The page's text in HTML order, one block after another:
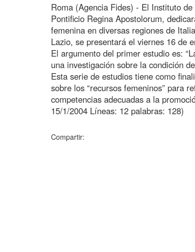
Roma (Agencia Fides) - El Instituto
Pontificio Regina Apostolorum,
femenina en diversas regiones de
Lazio, se presentará el viernes 16 de
El argumento del primer estudio es:
una investigación sobre la condición
Esta serie de estudios tiene como
sobre los “recursos femeninos” para
competencias adecuadas a la
15/1/2004 Líneas: 12 palabras: 128)
Compartir: